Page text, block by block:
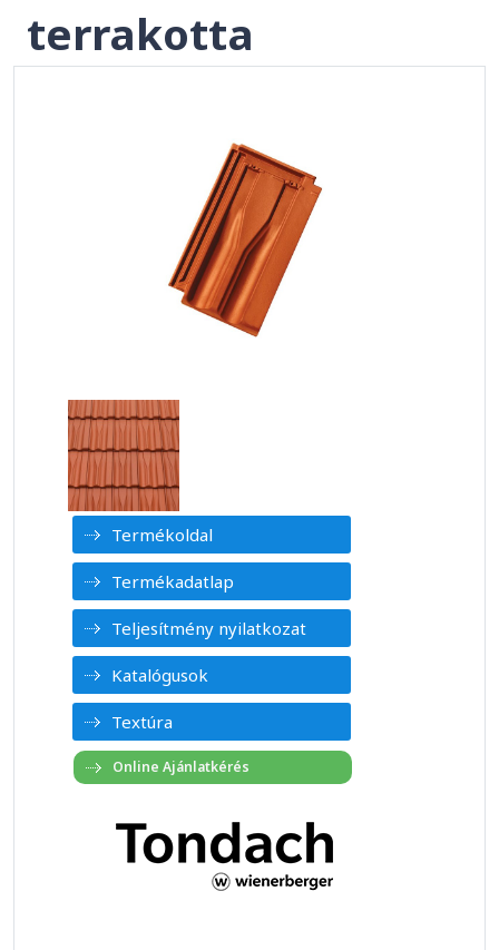
terrakotta
Termékoldal
Termékadatlap
Teljesítmény nyilatkozat
Katalógusok
Textúra